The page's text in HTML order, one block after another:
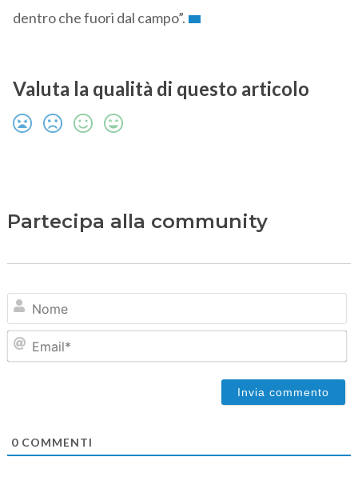
dentro che fuori dal campo”.
Valuta la qualità di questo articolo
Partecipa alla community
0COMMENTI